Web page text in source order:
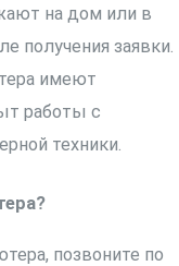
на дом или в
получения заявки.
имеют
работы с
техники.
позвоните по